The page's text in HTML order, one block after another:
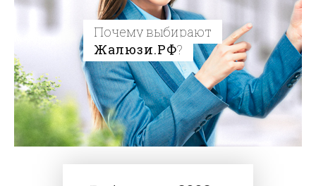
Почему выбирают
Жалюзи.РФ?